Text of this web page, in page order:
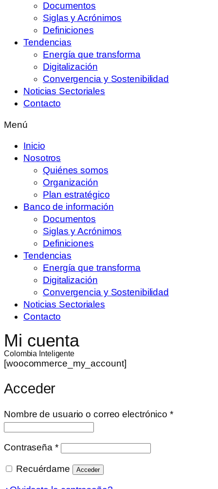
Documentos
Siglas y Acrónimos
Definiciones
Tendencias
Energía que transforma
Digitalización
Convergencia y Sostenibilidad
Noticias Sectoriales
Contacto
Menú
Inicio
Nosotros
Quiénes somos
Organización
Plan estratégico
Banco de información
Documentos
Siglas y Acrónimos
Definiciones
Tendencias
Energía que transforma
Digitalización
Convergencia y Sostenibilidad
Noticias Sectoriales
Contacto
Mi cuenta
Colombia Inteligente
[woocommerce_my_account]
Acceder
Nombre de usuario o correo electrónico*
Contraseña *
Recuérdame Acceder